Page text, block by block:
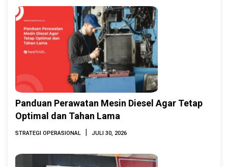
Panduan Perawatan Mesin Diesel Agar Tetap
Optimal dan Tahan Lama
STRATEGI OPERASIONAL | JULI 30, 2026